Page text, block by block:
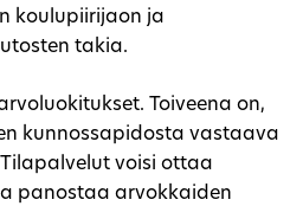
koulupiirijaon ja
takia.
Toiveena on,
kunnossapidosta vastaava
voisi ottaa
panostaa arvokkaiden